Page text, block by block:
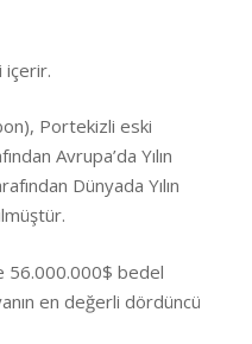
içerir.
Portekizli eski
Avrupa’da Yılın
Dünyada Yılın
56.000.000$ bedel
en değerli dördüncü